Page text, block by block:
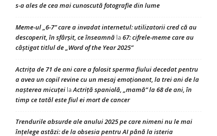
s-a ales de cea mai cunoscută fotografie din lume
Meme-ul „6-7” care a invadat internetul: utilizatorii cred că au
descoperit, în sfârșit, ce înseamnă la 67: cifrele-meme care au
câștigat titlul de „Word of the Year 2025”
Actrița de 71 de ani care a folosit sperma fiului decedat pentru
a avea un copil revine cu un mesaj emoționant, la trei ani de la
nașterea micuței laActriță spaniolă, „mamă” la 68 de ani, în
timp ce tatăl este fiul ei mort de cancer
Trendurile absurde ale anului 2025 pe care nimeni nu le mai
înțelege astăzi: de la obsesia pentru AI până la isteria